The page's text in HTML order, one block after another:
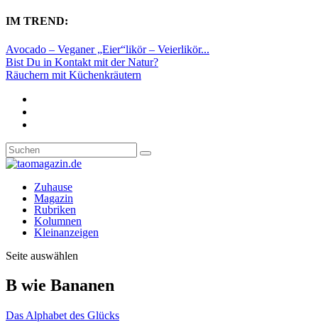
IM TREND:
Avocado – Veganer „Eier“likör – Veierlikör...
Bist Du in Kontakt mit der Natur?
Räuchern mit Küchenkräutern
Zuhause
Magazin
Rubriken
Kolumnen
Kleinanzeigen
Seite auswählen
B wie Bananen
Das Alphabet des Glücks